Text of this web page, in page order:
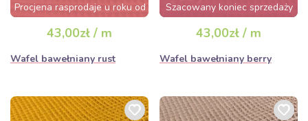
Procjena rasprodaje u roku od
nekoliko sati
43,00zł / m
Wafel bawełniany rust
Szacowany koniec sprzedaży
za 3 dni
43,00zł / m
Wafel bawełniany berry